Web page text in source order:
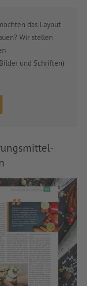
das Layout
Wir stellen
und Schriften)